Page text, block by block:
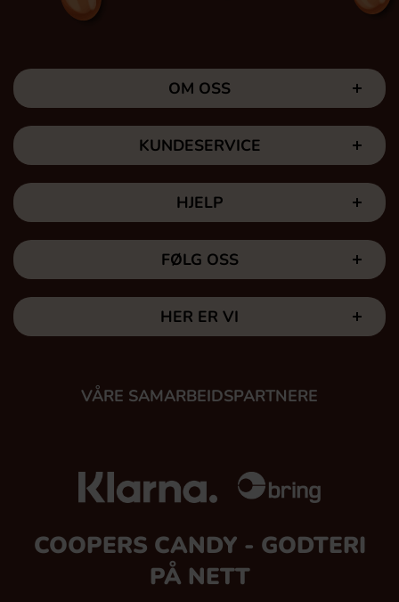
OM OSS
KUNDESERVICE
HJELP
FØLG OSS
HER ER VI
VÅRE SAMARBEIDSPARTNERE
COOPERS CANDY - GODTERI
PÅ NETT